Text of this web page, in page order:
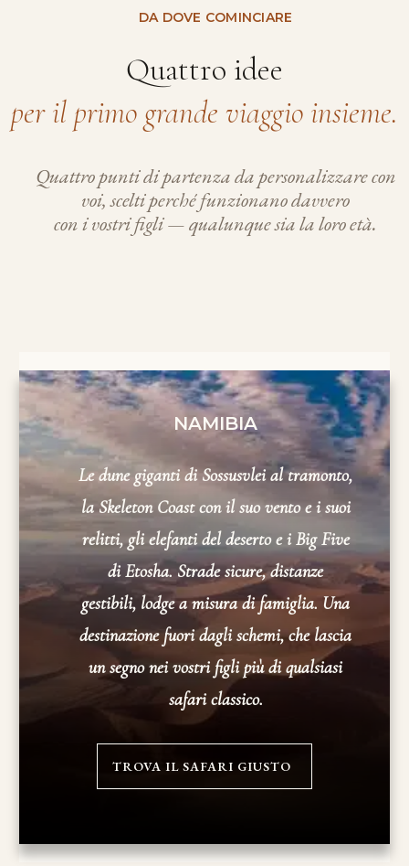
DA DOVE COMINCIARE
Quattro idee
per il primo grande viaggio insieme.
Quattro punti di partenza da personalizzare con
voi, scelti perché funzionano davvero
con i vostri figli — qualunque sia la loro età.
NAMIBIA
Le dune giganti di Sossusvlei al tramonto,
la Skeleton Coast con il suo vento e i suoi
relitti, gli elefanti del deserto e i Big Five
di Etosha. Strade sicure, distanze
gestibili, lodge a misura di famiglia. Una
destinazione fuori dagli schemi, che lascia
un segno nei vostri figli più di qualsiasi
safari classico.
TROVA IL SAFARI GIUSTO